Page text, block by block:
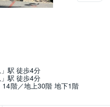
駅 徒歩4分
駅 徒歩4分
14階／地上30階 地下1階